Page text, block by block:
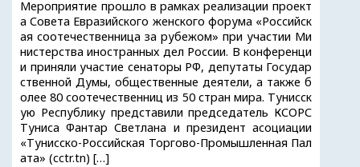
Мероприятие прошло в рамках реализации проект
а Совета Евразийского женского форума «Российск
ая соотечественница за рубежом» при участии Ми
нистерства иностранных дел России. В конференци
и приняли участие сенаторы РФ, депутаты Государ
ственной Думы, общественные деятели, а также б
олее 80 соотечественниц из 50 стран мира. Тунисск
ую Республику представили председатель КСОРС
Туниса Фантар Светлана и прeзидент асоциации
«Тунисско-Российская Торгово-Промышленная Пал
ата» (cctr.tn) […]